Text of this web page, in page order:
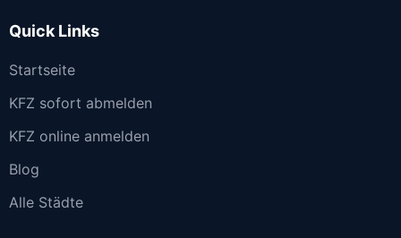
Quick Links
Startseite
KFZ sofort abmelden
KFZ online anmelden
Blog
Alle Städte